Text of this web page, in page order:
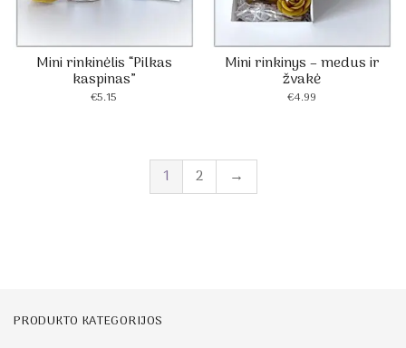
Mini rinkinėlis “Pilkas
kaspinas”
€5.15
Mini rinkinys – medus ir
žvakė
€4.99
1 2 →
PRODUKTO KATEGORIJOS